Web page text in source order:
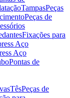
TampasPeças
Peças de
Fixações para
Aço
Aço
Pontas de
TêsPeças de